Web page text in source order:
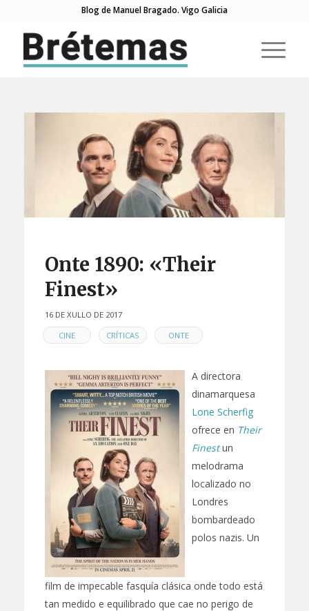
Blog de Manuel Bragado. Vigo Galicia
Onte 1890: «Their
Finest»
16 DE XULLO DE 2017
EN
CINE , CRÍTICAS , ONTE
A directora
dinamarquesa
Lone Scherfig
ofrece en Their
Finestun
melodrama
localizado no
Londres
bombardeado
polos nazis. Un
film de impecable fasquía clásica onde todo está
tan medido e equilibrado que cae no perigo de